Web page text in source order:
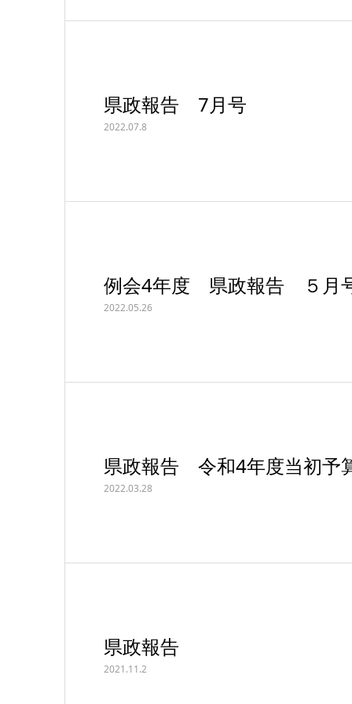
県政報告 7月号
2022.07.8
例会4年度 県政報告 ５月
2022.05.26
県政報告 令和4年度当初予
2022.03.28
県政報告
2021.11.2